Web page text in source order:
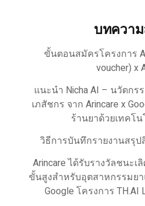
บทควา
ขั้นตอนสมัครโครงการ
voucher) x
แนะนำ Nicha AI – นวัตก
เภสัชกร จาก Arincare x
ร้านยาด้วยเทคโ
วิธีการบันทึกรายงานสรุ
Arincare ได้รับรางวัลชนะ
ขั้นสูงสำหรับอุตสาหกรรมย
Google โครงการ TH.AI